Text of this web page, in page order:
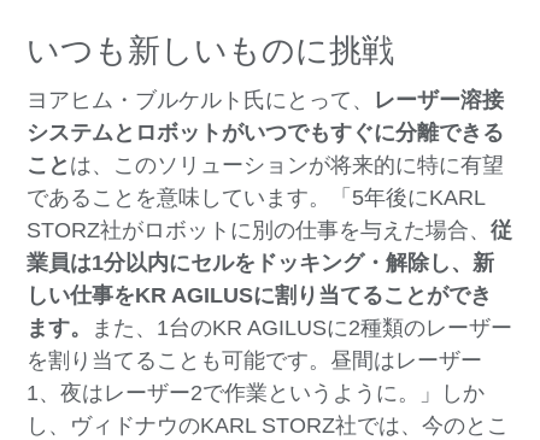
いつも新しいものに挑戦
ヨアヒム・ブルケルト氏にとって、 レーザー溶接
システムとロボットがいつでもすぐに分離できる
こと は、このソリューションが将来的に特に有望
であることを意味しています。「5年後にKARL
STORZ社がロボットに別の仕事を与えた場合、従
業員は1分以内にセルをドッキング・解除し、新
しい仕事をKR AGILUSに割り当てることができ
ます。
また、1台のKR AGILUSに2種類のレーザー
を割り当てることも可能です。昼間はレーザー
1、夜はレーザー2で作業というように。」しか
し、ヴィドナウのKARL STORZ社では、今のとこ